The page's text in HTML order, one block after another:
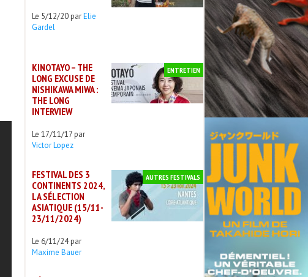
Le 5/12/20 parElie
Gardel
KINOTAYO – THE
LONG EXCUSE DE
NISHIKAWA MIWA :
THE LONG
INTERVIEW
Le 17/11/17 par
Victor Lopez
ENTRETIEN
FESTIVAL DES 3
CONTINENTS 2024,
LA SÉLECTION
ASIATIQUE (15/11-
23/11/2024)
Le 6/11/24 par
Maxime Bauer
AUTRES FESTIVALS